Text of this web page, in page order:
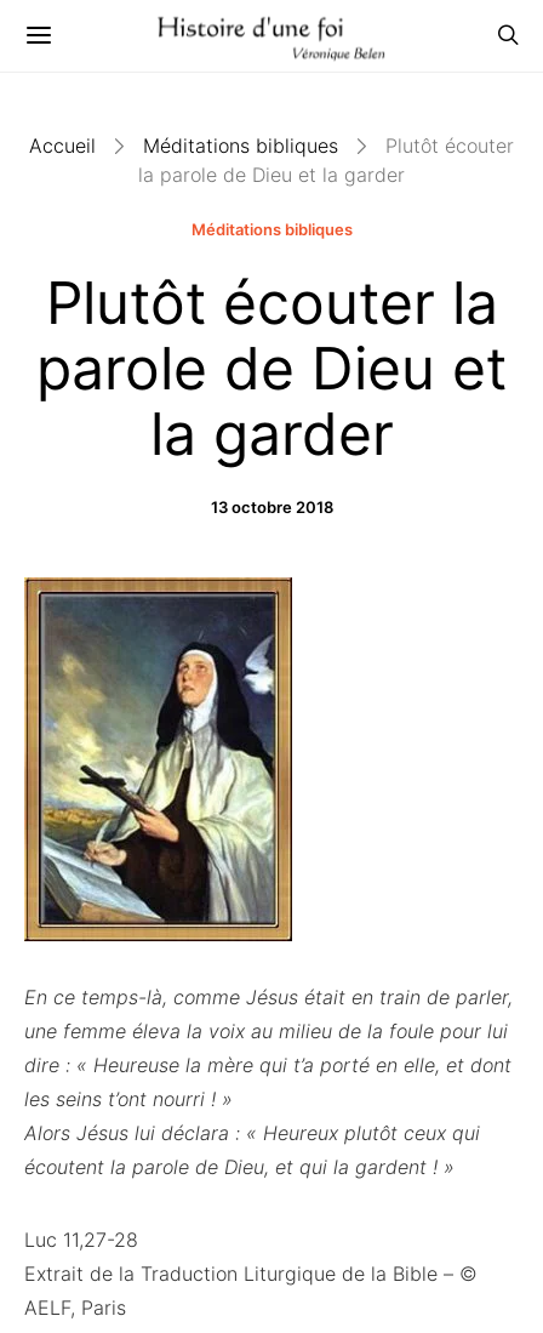
Accueil Méditations bibliques
Plutôt écouter
la parole de Dieu et la garder
Méditations bibliques
Plutôt écouter la
parole de Dieu et
la garder
13 octobre 2018
En ce temps-là, comme Jésus était en train de parler,
une femme éleva la voix au milieu de la foule pour lui
dire : « Heureuse la mère qui t’a porté en elle, et dont
les seins t’ont nourri ! »
Alors Jésus lui déclara : « Heureux plutôt ceux qui
écoutent la parole de Dieu, et qui la gardent ! »
Luc 11,27-28
Extrait de la Traduction Liturgique de la Bible – ©
AELF, Paris